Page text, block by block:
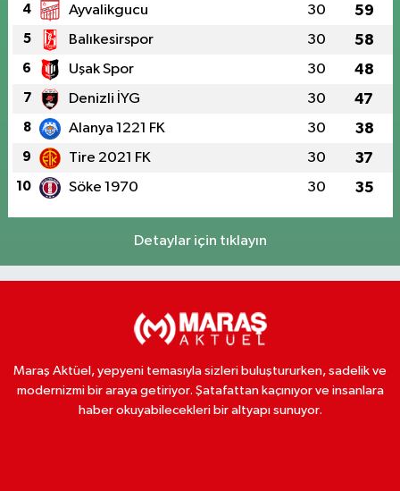
4 Ayvalikgucu 30 59
5 Balıkesirspor 30 58
6 Uşak Spor 30 48
7 Denizli İYG 30 47
8 Alanya 1221 FK 30 38
9 Tire 2021 FK 30 37
10 Söke 1970 30 35
Detaylar için tıklayın
Maraş Aktüel, yepyeni temasıyla sizleri buluştururken, sadelik ve
modernizmi bir araya getiriyor. Şatafattan kaçınıyor ve insanlara
haber okuyabilecekleri bir altyapı sunuyor.